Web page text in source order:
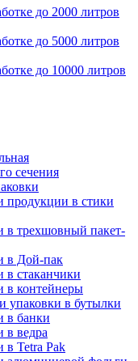
до 2000 литров
до 5000 литров
до 10000 литров
сечения
продукции в стики
в трехшовный пакет-
в Дой-пак
в стаканчики
в контейнеры
упаковки в бутылки
в банки
в ведра
в Tetra Pak